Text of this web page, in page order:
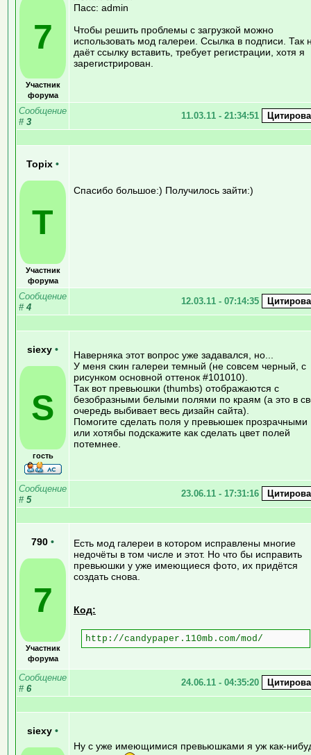
7
Участник
форума
Пасс: admin
Чтобы решить проблемы с загрузкой можно
использовать мод галереи. Ссылка в подписи. Так
даёт ссылку вставить, требует регистрации, хотя я
зарегистрирован.
Сообщение
# 3
11.03.11 - 21:34:51
Topix •
T
Участник
форума
Спасибо большое:) Получилось зайти:)
Сообщение
# 4
12.03.11 - 07:14:35
siexy •
S
гость
Наверняка этот вопрос уже задавался, но...
У меня скин галереи темный (не совсем черный, с
рисунком основной оттенок #101010).
Так вот превьюшки (thumbs) отображаются с
безобразными белыми полями по краям (а это в
очередь выбивает весь дизайн сайта).
Помогите сделать поля у превьюшек прозрачными
или хотябы подскажите как сделать цвет полей
потемнее.
Сообщение
# 5
23.06.11 - 17:31:16
790 •
7
Участник
форума
Есть мод галереи в котором исправлены многие
недочёты в том числе и этот. Но что бы исправить
превьюшки у уже имеющиеся фото, их придётся
создать снова.
Код:
http://candypaper.110mb.com/mod/
Сообщение
# 6
24.06.11 - 04:35:20
siexy •
Ну с уже имеющимися превьюшками я уж как-